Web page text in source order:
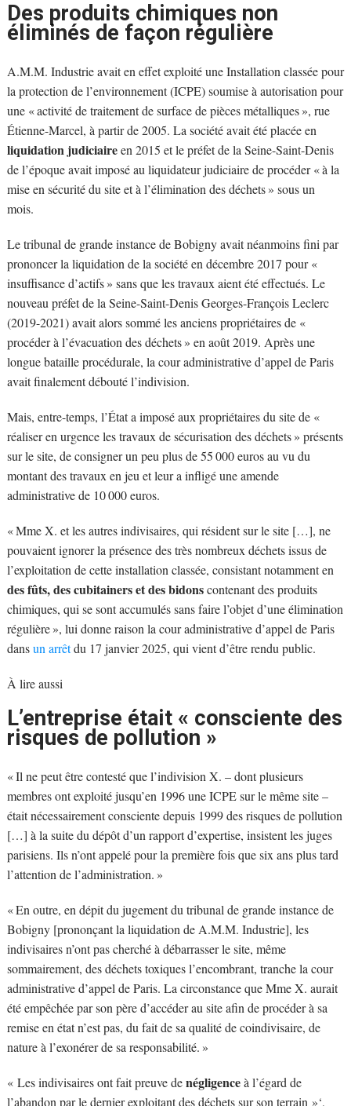
Des produits chimiques non
éliminés de façon régulière
A.M.M. Industrie avait en effet exploité une Installation classée pour
la protection de l’environnement (ICPE) soumise à autorisation pour
une « activité de traitement de surface de pièces métalliques », rue
Étienne-Marcel, à partir de 2005. La société avait été placée en
liquidation judiciaireen 2015 et le préfet de la Seine-Saint-Denis
de l’époque avait imposé au liquidateur judiciaire de procéder « à la
mise en sécurité du site et à l’élimination des déchets » sous un
mois.
Le tribunal de grande instance de Bobigny avait néanmoins fini par
prononcer la liquidation de la société en décembre 2017 pour «
insuffisance d’actifs » sans que les travaux aient été effectués. Le
nouveau préfet de la Seine-Saint-Denis Georges-François Leclerc
(2019-2021) avait alors sommé les anciens propriétaires de «
procéder à l’évacuation des déchets » en août 2019. Après une
longue bataille procédurale, la cour administrative d’appel de Paris
avait finalement débouté l’indivision.
Mais, entre-temps, l’État a imposé aux propriétaires du site de «
réaliser en urgence les travaux de sécurisation des déchets » présents
sur le site, de consigner un peu plus de 55 000 euros au vu du
montant des travaux en jeu et leur a infligé une amende
administrative de 10 000 euros.
« Mme X. et les autres indivisaires, qui résident sur le site […], ne
pouvaient ignorer la présence des très nombreux déchets issus de
l’exploitation de cette installation classée, consistant notamment en
des fûts, des cubitainers et des bidonscontenant des produits
chimiques, qui se sont accumulés sans faire l’objet d’une élimination
régulière », lui donne raison la cour administrative d’appel de Paris
dansun arrêtdu 17 janvier 2025, qui vient d’être rendu public.
À lire aussi
L’entreprise était « consciente des
risques de pollution »
« Il ne peut être contesté que l’indivision X. – dont plusieurs
membres ont exploité jusqu’en 1996 une ICPE sur le même site –
était nécessairement consciente depuis 1999 des risques de pollution
[…] à la suite du dépôt d’un rapport d’expertise, insistent les juges
parisiens. Ils n’ont appelé pour la première fois que six ans plus tard
l’attention de l’administration. »
« En outre, en dépit du jugement du tribunal de grande instance de
Bobigny [prononçant la liquidation de A.M.M. Industrie], les
indivisaires n’ont pas cherché à débarrasser le site, même
sommairement, des déchets toxiques l’encombrant, tranche la cour
administrative d’appel de Paris. La circonstance que Mme X. aurait
été empêchée par son père d’accéder au site afin de procéder à sa
remise en état n’est pas, du fait de sa qualité de coindivisaire, de
nature à l’exonérer de sa responsabilité. »
« Les indivisaires ont fait preuve denégligenceà l’égard de
l’abandon par le dernier exploitant des déchets sur son terrain »‘,